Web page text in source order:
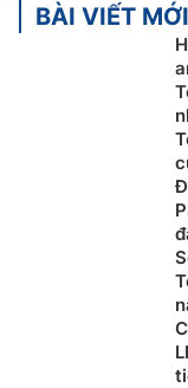
BÀI VIẾT MỚI